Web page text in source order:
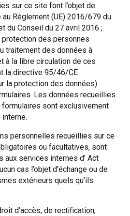
sur ce site font l’objet de
Règlement (UE) 2016/679 du
du Conseil du 27 avril 2016 ;
des personnes
traitement des données à
à la libre circulation de ces
la directive 95/46/CE
la protection des données).
Les données recueillies
formulaires sont exclusivement
personnelles recueillies sur ce
ou facultatives, sont
aux services internes d’ Act
cas l’objet d’échange ou de
extérieurs quels qu’ils
d’accès, de rectification,